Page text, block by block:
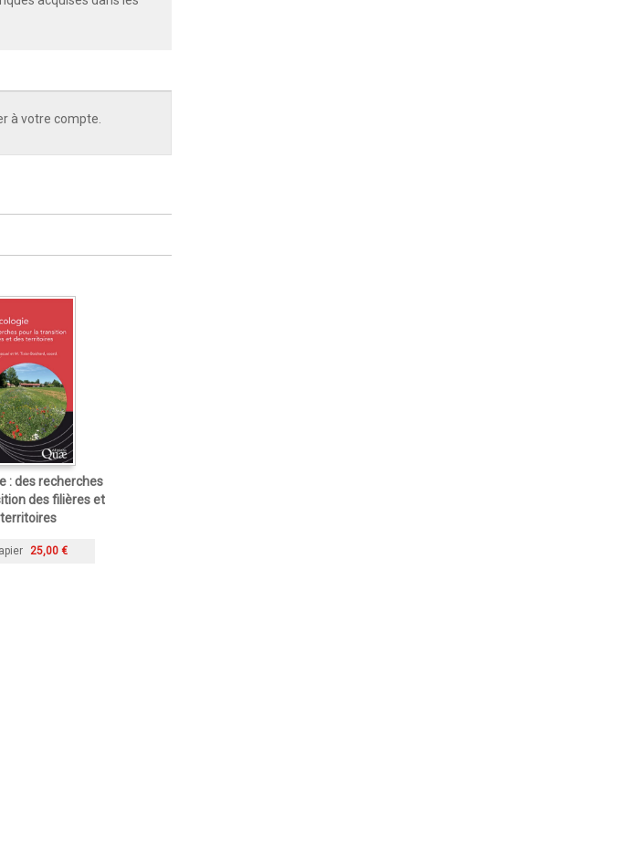
à votre compte.
: des recherches
des filières et
25,00 €